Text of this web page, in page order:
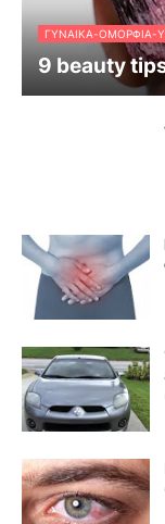
ΓΥΝΑΊΚΑ-ΟΜΟΡΦΙΆ-
9 beauty